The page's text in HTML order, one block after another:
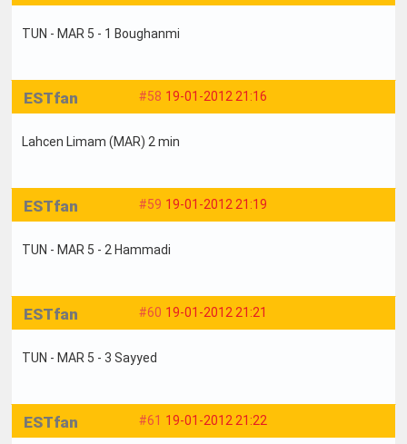
TUN - MAR 5 - 1 Boughanmi
#58 19-01-2012 21:16
ESTfan
Lahcen Limam (MAR) 2 min
#59 19-01-2012 21:19
ESTfan
TUN - MAR 5 - 2 Hammadi
#60 19-01-2012 21:21
ESTfan
TUN - MAR 5 - 3 Sayyed
#61 19-01-2012 21:22
ESTfan